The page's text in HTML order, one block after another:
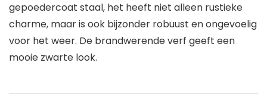
gepoedercoat staal, het heeft niet alleen rustieke
charme, maar is ook bijzonder robuust en ongevoelig
voor het weer. De brandwerende verf geeft een
mooie zwarte look.